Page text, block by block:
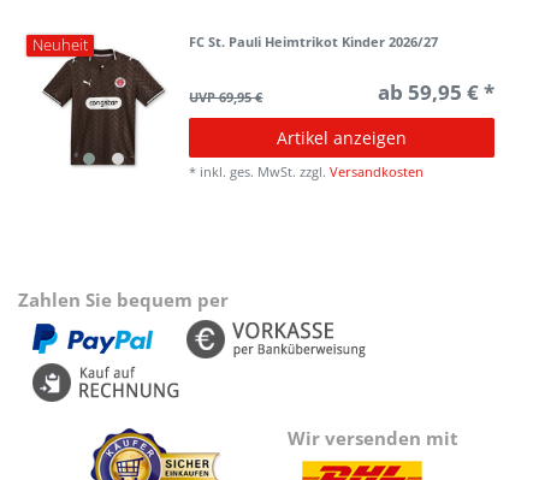
Neuheit FC St. Pauli Heimtrikot Kinder 2026/27
UVP 69,95 € ab 59,95 € *
Artikel anzeigen
* inkl. ges. MwSt. zzgl.Versandkosten
Zahlen Sie bequem per
Wir versenden mit